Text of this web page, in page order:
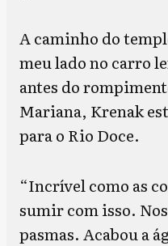
A caminho do
meu lado no carro
antes do
Mariana, Krenak
para o Rio Doce.
“Incrível como as
sumir com isso.
pasmas. Acabou a